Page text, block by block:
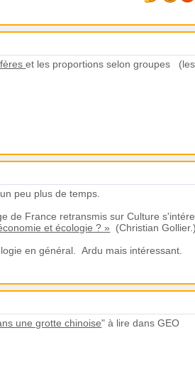
et les proportions selon groupes
peu plus de temps.
de France retransmis sur Culture
et écologie ? » (Christian Gollier.)
en général. Ardu mais intéressant.
une grotte chinoise" à lire dans GEO